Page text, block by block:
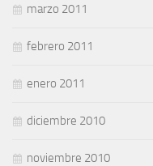
marzo 2011
febrero 2011
enero 2011
diciembre 2010
noviembre 2010